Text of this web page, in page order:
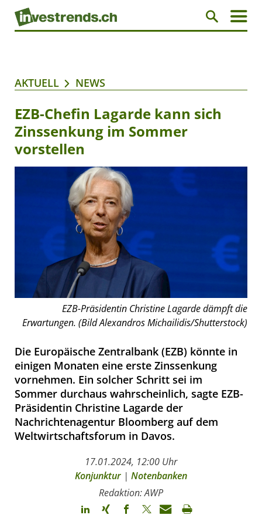
AKTUELL NEWS
EZB-Chefin Lagarde kann sich
Zinssenkung im Sommer
vorstellen
EZB-Präsidentin Christine Lagarde dämpft die
Erwartungen. (Bild Alexandros Michailidis/Shutterstock)
Die Europäische Zentralbank (EZB) könnte in
einigen Monaten eine erste Zinssenkung
vornehmen. Ein solcher Schritt sei im
Sommer durchaus wahrscheinlich, sagte EZB-
Präsidentin Christine Lagarde der
Nachrichtenagentur Bloomberg auf dem
Weltwirtschaftsforum in Davos.
17.01.2024, 12:00 Uhr
Konjunktur | Notenbanken
Redaktion: AWP